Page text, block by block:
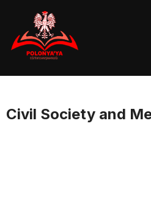
content
Civil Society and